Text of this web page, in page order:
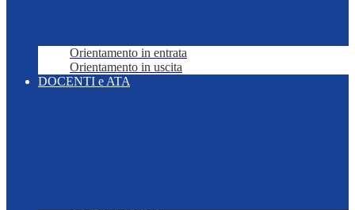
Orientamento in entrata
Orientamento in uscita
DOCENTI e ATA